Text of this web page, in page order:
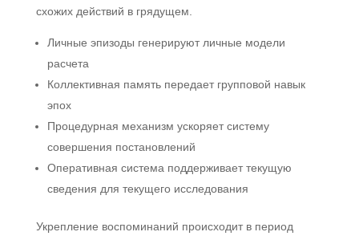
схожих действий в грядущем.
Личные эпизоды генерируют личные модели
расчета
Коллективная память передает групповой навык
эпох
Процедурная механизм ускоряет систему
совершения постановлений
Оперативная система поддерживает текущую
сведения для текущего исследования
Укрепление воспоминаний происходит в период